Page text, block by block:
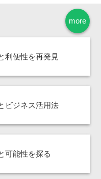
more
利便性を再発見
ビジネス活用法
可能性を探る